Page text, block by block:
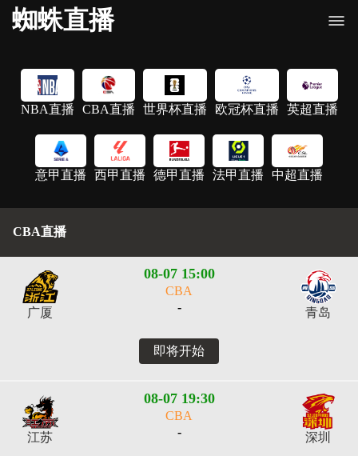
蜘蛛直播
NBA直播 CBA直播 世界杯直播 欧冠杯直播 英超直播
意甲直播 西甲直播 德甲直播 法甲直播 中超直播
CBA直播
08-07 15:00
CBA
广厦
- 青岛
即将开始
08-07 19:30
CBA
江苏
- 深圳